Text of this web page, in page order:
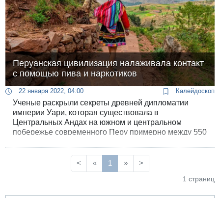
Перуанская цивилизация налаживала контакт
с помощью пива и наркотиков
22 января 2022, 04:00 Калейдоскоп
Ученые раскрыли секреты древней дипломатии
империи Уари, которая существовала в
Центральных Андах на южном и центральном
побережье современного Перу примерно между 550
армии, и помогли им в этом пиво и
галлюциногенный наркотик.
< « 1 » >
1 страниц